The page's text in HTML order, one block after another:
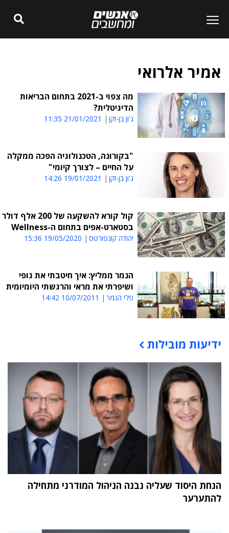
אמיר אלרואי
מה צפוי ב-2021 בתחום הבריאות
הדיגיטלית?
ג'ון בן-זקן 21/01/2021 11:35
"בקורונה, הטכנולוגיה הפכה ממקלה
על החיים – לצורך קיומי"
ג'ון בן-זקן 19/01/2021 14:26
קול קורא להשקעה של 200 אלף דולר
בסטארט-אפים בתחום ה-Wellness
יהודה קונפורטס 19/05/2020 15:36
הנמר ממליץ: איך חיטבתי את גופי
ושיפרתי את מראי והרגשתי היומיומית
פלי הנמר 10/07/2011 14:42
תוכן פרסומי
ידיעות מובילות
הנחת היסוד שעליה נבנה הניהול המודרני מתחילה
להתערער